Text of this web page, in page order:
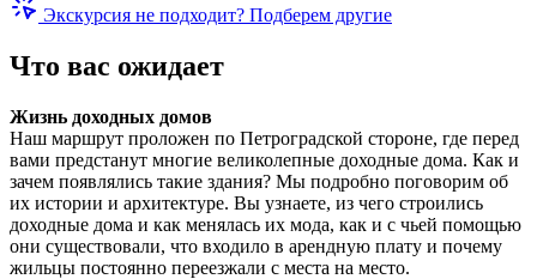
Экскурсия не подходит? Подберем другие
Что вас ожидает
Жизнь доходных домов
Наш маршрут проложен по Петроградской стороне, где перед
вами предстанут многие великолепные доходные дома. Как и
зачем появлялись такие здания? Мы подробно поговорим об
их истории и архитектуре. Вы узнаете, из чего строились
доходные дома и как менялась их мода, как и с чьей помощью
они существовали, что входило в арендную плату и почему
жильцы постоянно переезжали с места на место.